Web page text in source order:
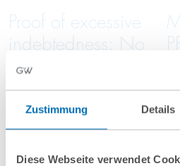
Zustimmung Details
Diese Webseite verwendet
Proof of excessive
indebtedness: No
blanket
assumption of
proceeds realised
in insolvency
proceedings